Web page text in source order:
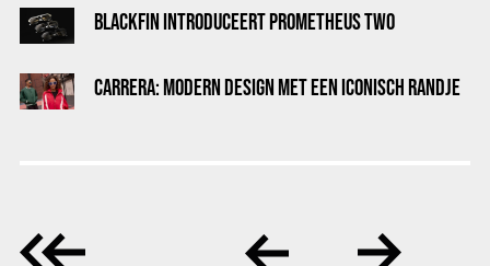
BLACKFIN INTRODUCEERT PROMETHEUS TWO
CARRERA: MODERN DESIGN MET EEN ICONISCH RANDJE